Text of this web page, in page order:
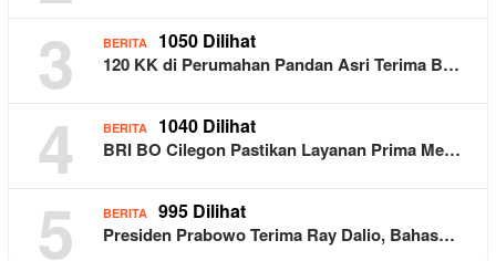
3 BERITA 1050 Dilihat
120 KK di Perumahan Pandan Asri Terima B…
4 BERITA 1040 Dilihat
BRI BO Cilegon Pastikan Layanan Prima Me…
5 BERITA 995 Dilihat
Presiden Prabowo Terima Ray Dalio, Bahas…